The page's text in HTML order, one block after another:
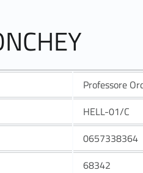
Professore
HELL-01/C
0657338364
68342